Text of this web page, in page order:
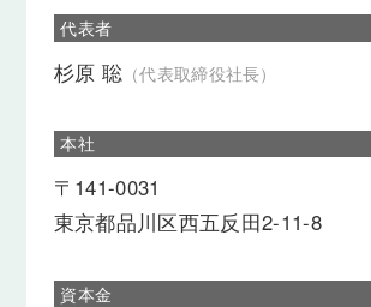
代表者
杉原 聡 （代表取締役社長）
本社
〒141-0031
東京都品川区西五反田2-11-8
資本金